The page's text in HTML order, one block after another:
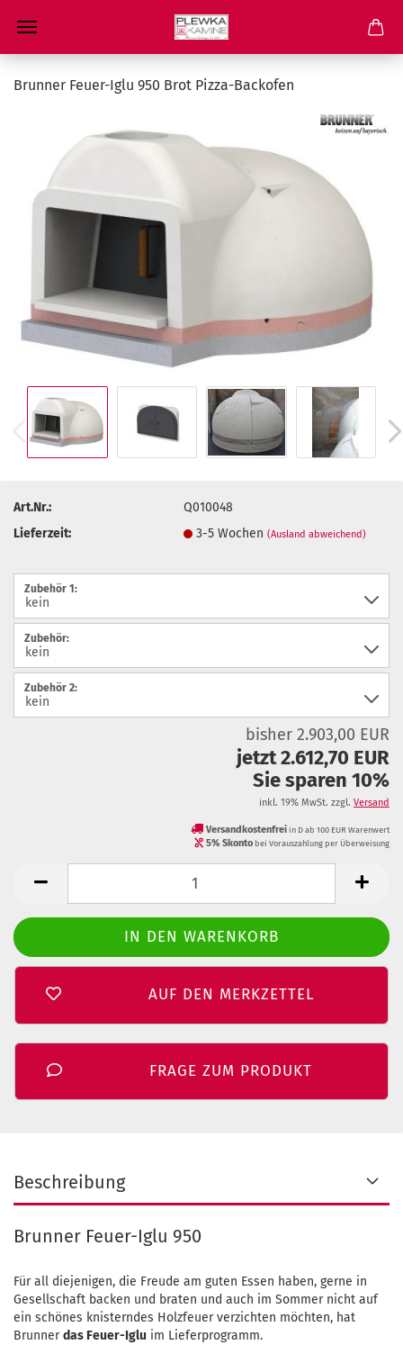
Brunner Feuer-Iglu 950 Brot Pizza-Backofen
Art.Nr.:
Q010048
Lieferzeit:
3-5 Wochen(Ausland abweichend)
Zubehör 1:
Zubehör:
Zubehör 2:
bisher 2.903,00 EUR
jetzt 2.612,70 EUR
Sie sparen 10%
inkl. 19% MwSt. zzgl. Versand
Versandkostenfrei in D ab 100 EUR Warenwert
5% Skonto bei Vorauszahlung per Überweisung
AUF DEN MERKZETTEL
FRAGE ZUM PRODUKT
Beschreibung
Brunner Feuer-Iglu 950
Für all diejenigen, die Freude am guten Essen haben, gerne in
Gesellschaft backen und braten und auch im Sommer nicht auf
ein schönes knisterndes Holzfeuer verzichten möchten, hat
Brunnerdas Feuer-Iglu im Lieferprogramm.